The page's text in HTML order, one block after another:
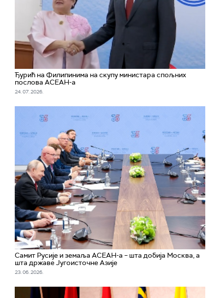
Ђурић на Филипинима на скупу министара спољних
послова АСЕАН-а
24. 07. 2026.
Самит Русије и земаља АСЕАН-а – шта добија Москва, а
шта државе Југоисточне Азије
23. 06. 2026.